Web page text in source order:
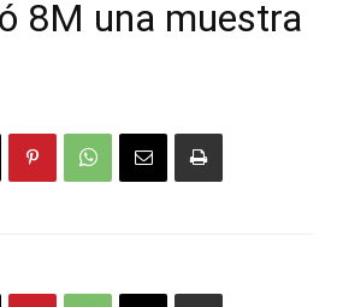
8M una muestra